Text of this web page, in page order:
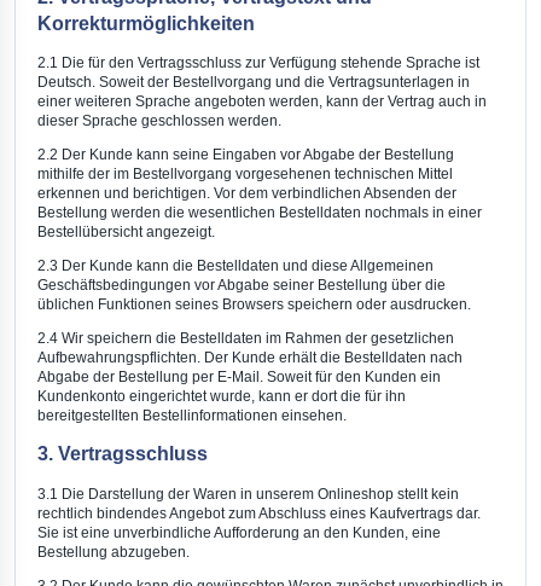
Korrekturmöglichkeiten
2.1 Die für den Vertragsschluss zur Verfügung stehende Sprache ist
Deutsch. Soweit der Bestellvorgang und die Vertragsunterlagen in
einer weiteren Sprache angeboten werden, kann der Vertrag auch in
dieser Sprache geschlossen werden.
2.2 Der Kunde kann seine Eingaben vor Abgabe der Bestellung
mithilfe der im Bestellvorgang vorgesehenen technischen Mittel
erkennen und berichtigen. Vor dem verbindlichen Absenden der
Bestellung werden die wesentlichen Bestelldaten nochmals in einer
Bestellübersicht angezeigt.
2.3 Der Kunde kann die Bestelldaten und diese Allgemeinen
Geschäftsbedingungen vor Abgabe seiner Bestellung über die
üblichen Funktionen seines Browsers speichern oder ausdrucken.
2.4 Wir speichern die Bestelldaten im Rahmen der gesetzlichen
Aufbewahrungspflichten. Der Kunde erhält die Bestelldaten nach
Abgabe der Bestellung per E-Mail. Soweit für den Kunden ein
Kundenkonto eingerichtet wurde, kann er dort die für ihn
bereitgestellten Bestellinformationen einsehen.
3. Vertragsschluss
3.1 Die Darstellung der Waren in unserem Onlineshop stellt kein
rechtlich bindendes Angebot zum Abschluss eines Kaufvertrags dar.
Sie ist eine unverbindliche Aufforderung an den Kunden, eine
Bestellung abzugeben.